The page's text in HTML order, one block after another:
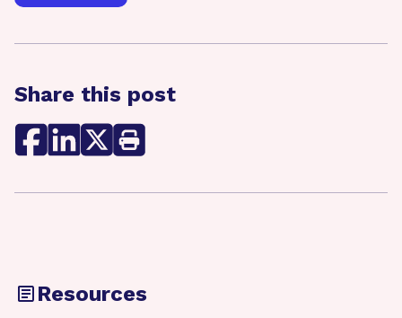
Share this post
Resources